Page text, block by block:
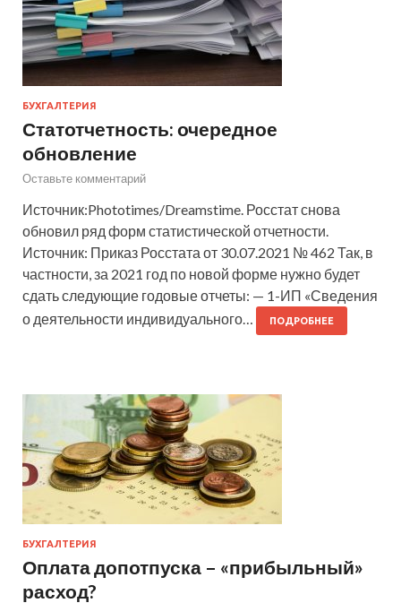
БУХГАЛТЕРИЯ
Статотчетность: очередное
обновление
Оставьте комментарий
Источник:Phototimes/Dreamstime. Росстат снова
обновил ряд форм статистической отчетности.
Источник: Приказ Росстата от 30.07.2021 № 462 Так, в
частности, за 2021 год по новой форме нужно будет
сдать следующие годовые отчеты: — 1-ИП «Сведения
о деятельности индивидуального…
ПОДРОБНЕЕ
БУХГАЛТЕРИЯ
Оплата допотпуска – «прибыльный»
расход?